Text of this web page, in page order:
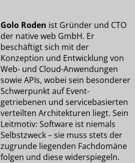
Golo Roden ist Gründer und CTO
der native web GmbH. Er
beschäftigt sich mit der
Konzeption und Entwicklung von
Web- und Cloud-Anwendungen
sowie APIs, wobei sein besonderer
Schwerpunkt auf Event-
getriebenen und servicebasierten
verteilten Architekturen liegt. Sein
Leitmotiv: Software ist niemals
Selbstzweck – sie muss stets der
zugrunde liegenden Fachdomäne
folgen und diese widerspiegeln.